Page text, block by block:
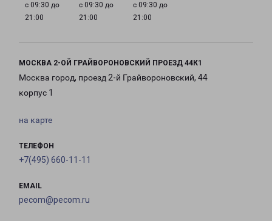
с 09:30 до
21:00
с 09:30 до
21:00
с 09:30 до
21:00
МОСКВА 2-ОЙ ГРАЙВОРОНОВСКИЙ ПРОЕЗД 44К1
Москва город, проезд 2-й Грайвороновский, 44
корпус 1
на карте
ТЕЛЕФОН
+7(495) 660-11-11
EMAIL
pecom@pecom.ru